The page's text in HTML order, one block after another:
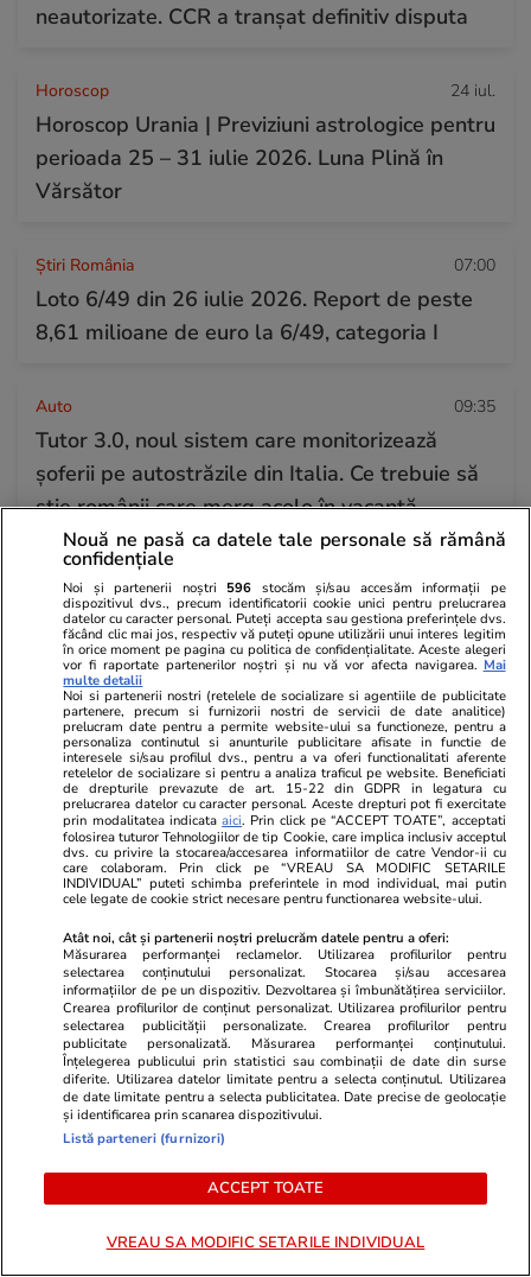
neautorizate. CCR a tranșat definitiv disputa
Horoscop 24 iul.
Horoscop Urania | Previziuni astrologice pentru
perioada 25 – 31 iulie 2026. Luna Plină în
Vărsător
Știri România 07:00
Loto 6/49 din 26 iulie 2026. Report de peste
8,61 milioane de euro la 6/49, categoria I
Auto 09:35
Tutor 3.0, noul sistem care monitorizează
șoferii pe autostrăzile din Italia. Ce trebuie să
știe românii care merg acolo în vacanță
Lifestyle 15:04
Țările din Europa unde este cel
mai ușor să cumperi o casă sau un
apartament. Unele dintre ele nu
percep impozit anual pe
proprietate
Lifestyle
Cum să
pentru 7 zile
Horoscop 25 iul.
Horoscop 26 iulie 2026. Racii
încep o perioadă mai dificilă în
relația cu superiorii, poate și pe
fondul unui volum mai mare de
Nouă ne pasă ca datele tale personale să rămână
confidențiale
Noi și partenerii noștri 596 stocăm și/sau accesăm informații pe
dispozitivul dvs., precum identificatorii cookie unici pentru prelucrarea
datelor cu caracter personal. Puteți accepta sau gestiona preferințele dvs.
făcând clic mai jos, respectiv vă puteți opune utilizării unui interes legitim
în orice moment pe pagina cu politica de confidențialitate. Aceste alegeri
vor fi raportate partenerilor noștri și nu vă vor afecta navigarea. Mai
multe detalii
Noi si partenerii nostri (retelele de socializare si agentiile de publicitate
partenere, precum si furnizorii nostri de servicii de date analitice)
prelucram date pentru a permite website-ului sa functioneze, pentru a
personaliza continutul si anunturile publicitare afisate in functie de
interesele si/sau profilul dvs., pentru a va oferi functionalitati aferente
retelelor de socializare si pentru a analiza traficul pe website. Beneficiati
de drepturile prevazute de art. 15-22 din GDPR in legatura cu
prelucrarea datelor cu caracter personal. Aceste drepturi pot fi exercitate
prin modalitatea indicataaici. Prin click pe “ACCEPT TOATE”, acceptati
folosirea tuturor Tehnologiilor de tip Cookie, care implica inclusiv acceptul
dvs. cu privire la stocarea/accesarea informatiilor de catre Vendor-ii cu
care colaboram. Prin click pe “VREAU SA MODIFIC SETARILE
INDIVIDUAL” puteti schimba preferintele in mod individual, mai putin
cele legate de cookie strict necesare pentru functionarea website-ului.
Atât noi, cât și partenerii noștri prelucrăm datele pentru a oferi:
Măsurarea performanței reclamelor. Utilizarea profilurilor pentru
selectarea conținutului personalizat. Stocarea și/sau accesarea
informațiilor de pe un dispozitiv. Dezvoltarea și îmbunătățirea serviciilor.
Crearea profilurilor de conținut personalizat. Utilizarea profilurilor pentru
selectarea publicității personalizate. Crearea profilurilor pentru
publicitate personalizată. Măsurarea performanței conținutului.
Înțelegerea publicului prin statistici sau combinații de date din surse
diferite. Utilizarea datelor limitate pentru a selecta conținutul. Utilizarea
de date limitate pentru a selecta publicitatea. Date precise de geolocație
și identificarea prin scanarea dispozitivului.
Listă parteneri (furnizori)
ACCEPT TOATE
VREAU SA MODIFIC SETARILE INDIVIDUAL